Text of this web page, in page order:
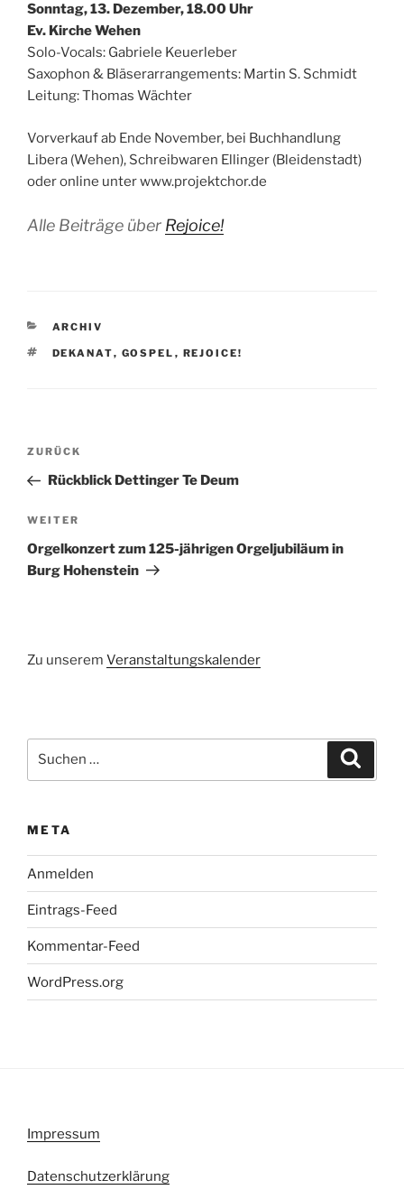
Sonntag, 13. Dezember, 18.00 Uhr
Ev. Kirche Wehen
Solo-Vocals: Gabriele Keuerleber
Saxophon & Bläserarrangements: Martin S. Schmidt
Leitung: Thomas Wächter
Vorverkauf ab Ende November, bei Buchhandlung
Libera (Wehen), Schreibwaren Ellinger (Bleidenstadt)
oder online unter www.projektchor.de
Alle Beiträge über Rejoice!
KATEGORIEN
ARCHIV
SCHLAGWÖRTER
DEKANAT, GOSPEL , REJOICE!
Beitragsnavigation
Vorheriger
Beitrag
ZURÜCK
Rückblick Dettinger Te Deum
Nächster
Beitrag
WEITER
Orgelkonzert zum 125-jährigen Orgeljubiläum in
Burg Hohenstein
Zu unserem Veranstaltungskalender
nach:
META
Anmelden
Eintrags-Feed
Kommentar-Feed
WordPress.org
Impressum
Datenschutzerklärung